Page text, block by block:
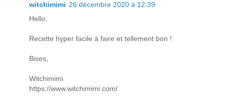
witchimimi 26 décembre 2020 à 12:39
Hello,
Recette hyper facile à faire et tellement bon !
Bises,
Witchimimi
https://www.witchimimi.com/